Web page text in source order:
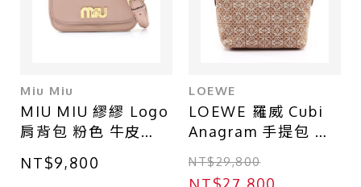
Miu Miu
MIU MIU 繆繆 Logo
肩背包 粉色 牛皮
5BD071
NT$9,800
LOEWE
LOEWE 羅威 Cubi
Anagram 手提包 棕
A906K75X06
NT$29,800